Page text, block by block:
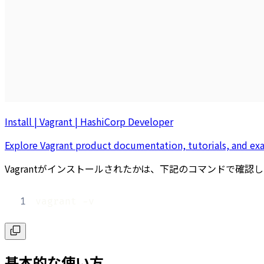
Install | Vagrant | HashiCorp Developer
Explore Vagrant product documentation, tutorials, and
Vagrantがインストールされたかは、下記のコマンドで確認し
1